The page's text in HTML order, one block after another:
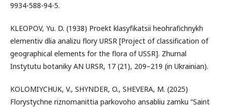
9934-588-94-5.
KLEOPOV, Yu. D. (1938) Proekt klasyfikatsii heohrafichnykh
elementiv dlia analizu flory URSR [Project of classification of
geographical elements for the flora of USSR]. Zhurnal
Instytutu botaniky AN URSR, 17 (21), 209–219 (in Ukrainian).
KOLOMIYCHUK, V., SHYNDER, O., SHEVERA, M. (2025)
Florystychne riznomanittia parkovoho ansabliu zamku “Sаint